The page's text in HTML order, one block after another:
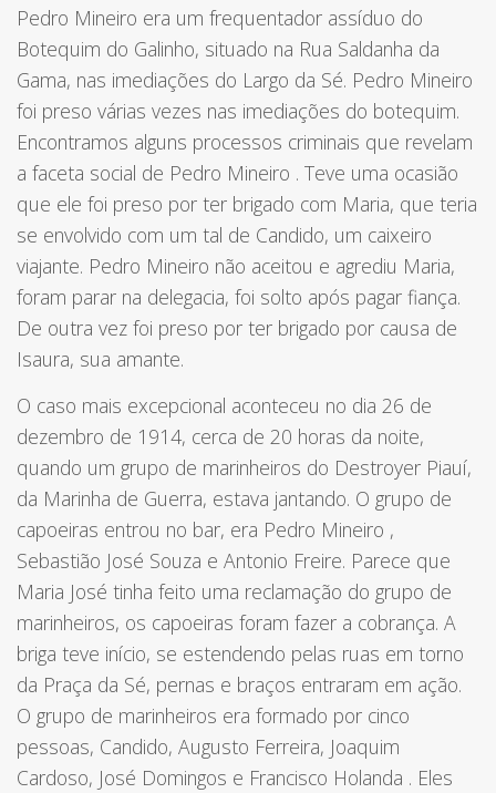
Pedro Mineiro era um frequentador assíduo do
Botequim do Galinho, situado na Rua Saldanha da
Gama, nas imediações do Largo da Sé. Pedro Mineiro
foi preso várias vezes nas imediações do botequim.
Encontramos alguns processos criminais que revelam
a faceta social de Pedro Mineiro . Teve uma ocasião
que ele foi preso por ter brigado com Maria, que teria
se envolvido com um tal de Candido, um caixeiro
viajante. Pedro Mineiro não aceitou e agrediu Maria,
foram parar na delegacia, foi solto após pagar fiança.
De outra vez foi preso por ter brigado por causa de
Isaura, sua amante.
O caso mais excepcional aconteceu no dia 26 de
dezembro de 1914, cerca de 20 horas da noite,
quando um grupo de marinheiros do Destroyer Piauí,
da Marinha de Guerra, estava jantando. O grupo de
capoeiras entrou no bar, era Pedro Mineiro ,
Sebastião José Souza e Antonio Freire. Parece que
Maria José tinha feito uma reclamação do grupo de
marinheiros, os capoeiras foram fazer a cobrança. A
briga teve início, se estendendo pelas ruas em torno
da Praça da Sé, pernas e braços entraram em ação.
O grupo de marinheiros era formado por cinco
pessoas, Candido, Augusto Ferreira, Joaquim
Cardoso, José Domingos e Francisco Holanda . Eles